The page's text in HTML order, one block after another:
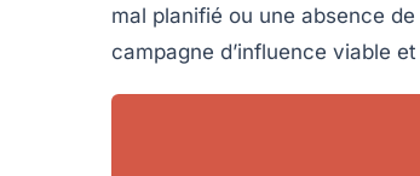
mal planifié ou une absence
campagne d’influence viable